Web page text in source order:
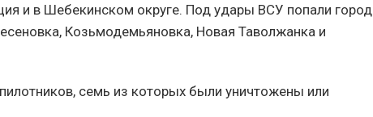
и в Шебекинском округе. Под удары ВСУ попали город
Козьмодемьяновка, Новая Таволжанка и
семь из которых были уничтожены или